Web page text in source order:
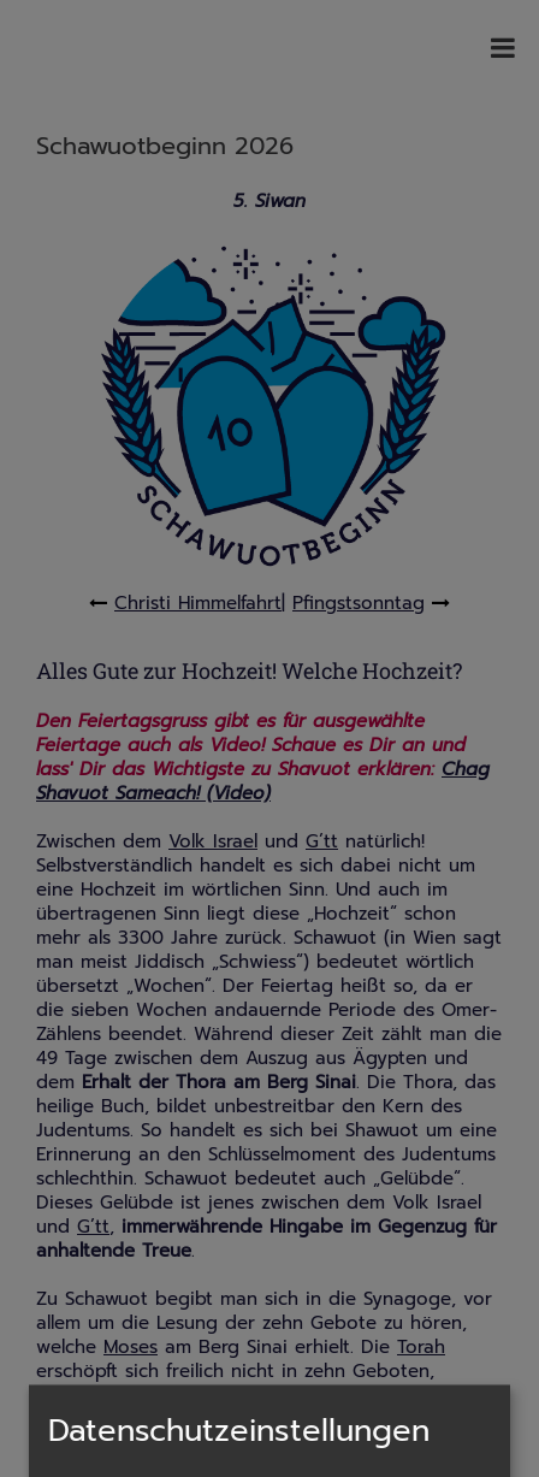
Schawuotbeginn 2026
5. Siwan
Christi Himmelfahrt Pfingstsonntag
Alles Gute zur Hochzeit! Welche Hochzeit?
Den Feiertagsgruss gibt es für ausgewählte
Feiertage auch als Video!Schaue es Dir an und
lass' Dir das Wichtigste zu Shavuot erklären: Chag
Shavuot Sameach! (Video)
Zwischen dem Volk Israel und G’tt natürlich!
Selbstverständlich handelt es sich dabei nicht um
eine Hochzeit im wörtlichen Sinn. Und auch im
übertragenen Sinn liegt diese „Hochzeit“ schon
mehr als 3300 Jahre zurück. Schawuot (in Wien sagt
man meist Jiddisch „Schwiess“) bedeutet wörtlich
übersetzt „Wochen“. Der Feiertag heißt so, da er
die sieben Wochen andauernde Periode des Omer-
Zählens beendet. Während dieser Zeit zählt man die
49 Tage zwischen dem Auszug aus Ägypten und
dem Erhalt der Thora am Berg Sinai. Die Thora, das
heilige Buch, bildet unbestreitbar den Kern des
Judentums. So handelt es sich bei Shawuot um eine
Erinnerung an den Schlüsselmoment des Judentums
schlechthin. Schawuot bedeutet auch „Gelübde“.
Dieses Gelübde ist jenes zwischen dem Volk Israel
und G’tt, immerwährende Hingabe im Gegenzug für
anhaltende Treue.
Zu Schawuot begibt man sich in die Synagoge, vor
allem um die Lesung der zehn Gebote zu hören,
welche Moses am Berg Sinai erhielt. Die Torah
erschöpft sich freilich nicht in zehn Geboten,
Anlässlich der Erinnerung an den Erhalt der Thora
ist es üblichbis zum Morgengrauen zu lernen
Datenschutzeinstellungen